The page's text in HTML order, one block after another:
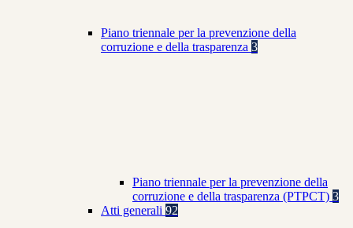
Piano triennale per la prevenzione della
corruzione e della trasparenza 3
Piano triennale per la prevenzione della
corruzione e della trasparenza (PTPCT) 3
Atti generali 92